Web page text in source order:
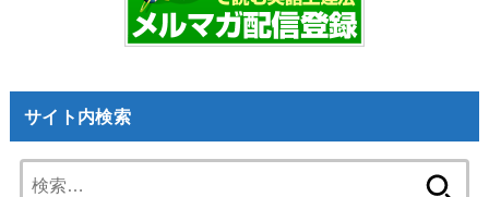
サイト内検索